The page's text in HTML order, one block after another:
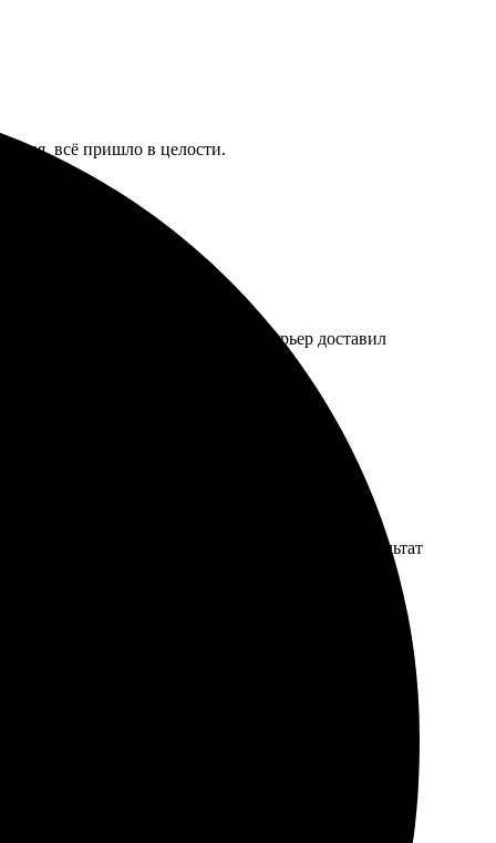
всё пришло в целости.
заказ. Сработали быстро, курьер доставил
Всё сделано отлично, без лишней суеты. Результат
Доставили точно в срок, и упаковка была надежной.